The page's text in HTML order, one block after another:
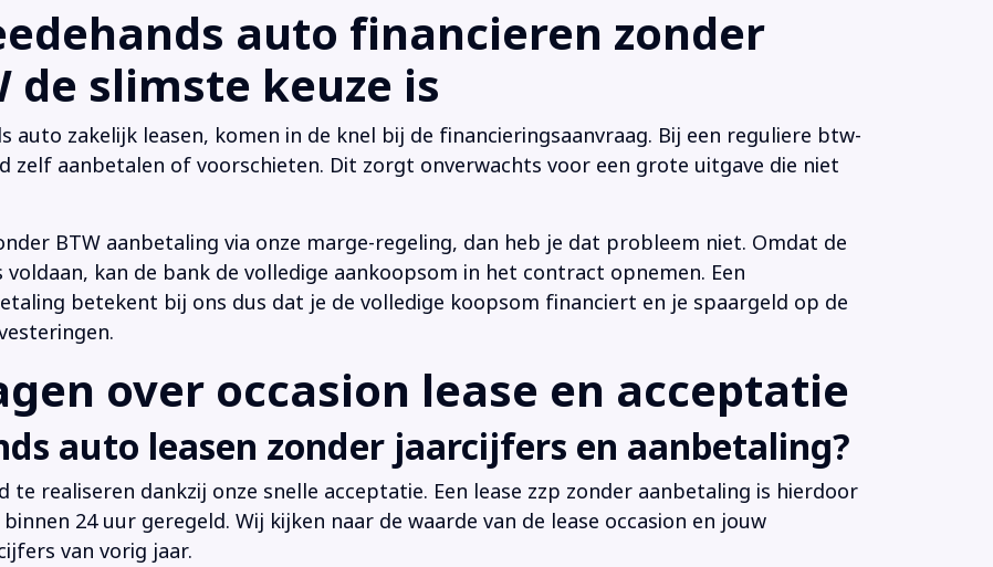
auto financieren zonder
de slimste keuze is
auto zakelijk leasen, komen in de knel bij de financieringsaanvraag. Bij een reguliere btw-
zelf aanbetalen of voorschieten. Dit zorgt onverwachts voor een grote uitgave die niet
BTW aanbetaling via onze marge-regeling, dan heb je dat probleem niet. Omdat de
kan de bank de volledige aankoopsom in het contract opnemen. Een
betekent bij ons dus dat je de volledige koopsom financiert en je spaargeld op de
over occasion lease en acceptatie
auto leasen zonder jaarcijfers en aanbetaling?
te realiseren dankzij onze snelle acceptatie. Een lease zzp zonder aanbetaling is hierdoor
24 uur geregeld. Wij kijken naar de waarde van de lease occasion en jouw
van vorig jaar.